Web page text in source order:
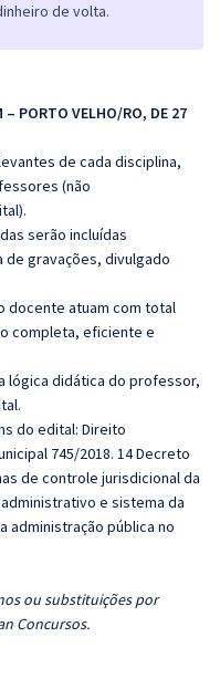
de volta.
– PORTO VELHO/RO, DE 27
de cada disciplina,
(não
serão incluídas
gravações, divulgado
docente atuam com total
completa, eficiente e
lógica didática do professor,
do edital: Direito
745/2018. 14 Decreto
de controle jurisdicional da
e sistema da
administração pública no
ou substituições por
Concursos.